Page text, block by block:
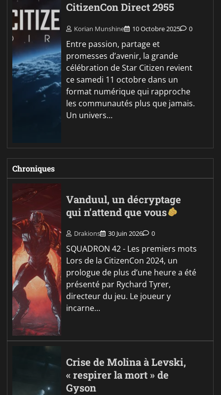
CitizenCon Direct 2955
Korian Munshine 10 Octobre 2025 0
Entre passion, partage et
promesses d’avenir, la grande
célébration de Star Citizen revient
ce samedi 11 octobre dans un
format numérique qui rapproche
les communautés plus que jamais.
Un univers…
Chroniques
Vanduul, un décryptage
qui n’attend que vous
Drakions 30 Juin 2026 0
SQUADRON 42 - Les premiers mots
Lors de la CitizenCon 2024, un
prologue de plus d’une heure a été
présenté par Rychard Tyrer,
directeur du jeu. Le joueur y
incarne…
Crise de Molina à Levski,
« respirer la mort » de
Gyson